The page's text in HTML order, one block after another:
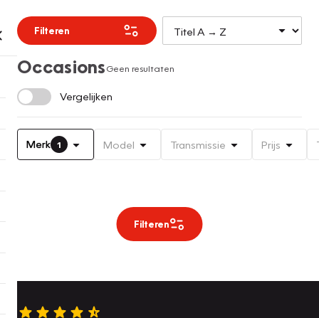
Filteren
OccasionsGeen resultaten
Vergelijken
Merk 1 Model Transmissie Prijs
Filteren